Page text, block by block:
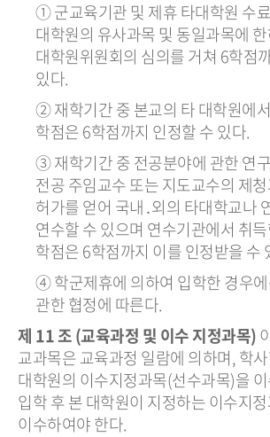
① 군교육기관 및 제휴 타대학원 수
대학원의 유사과목 및 동일과목에
대학원위원회의 심의를 거쳐 6학점
있다.
② 재학기간 중 본교의 타 대학원에
학점은 6학점까지 인정할 수 있다.
③ 재학기간 중 전공분야에 관한 연
전공 주임교수 또는 지도교수의 제
허가를 얻어 국내․외의 타대학교나
연수할 수 있으며 연수기관에서 취
학점은 6학점까지 이를 인정받을 수
④ 학군제휴에 의하여 입학한 경우
관한 협정에 따른다.
제 11 조 (교육과정 및 이수 지정과목)
교과목은 교육과정 일람에 의하며, 학
대학원의 이수지정과목(선수과목)을
입학 후 본 대학원이 지정하는 이수지
이수하여야 한다.